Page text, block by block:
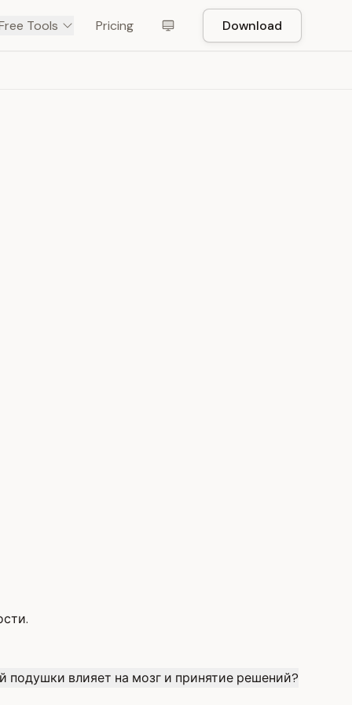
Tools Pricing Download
подушки влияет на мозг и принятие решений?